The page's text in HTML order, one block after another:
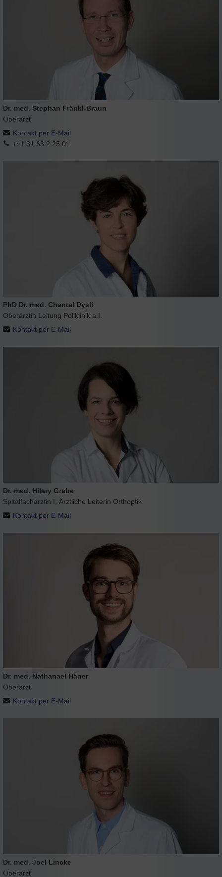
Dr. med. Stephan Fränkl-Braun
Oberarzt
Kontakt per E-Mail
+41 31 63 2 25 01
PhD Dr. med. Chantal Dysli
Oberärztin Leitung Poliklinik a.I.
Kontakt per E-Mail
Dr. med. Hilary Grabe
Spitalfachärztin I, Ärztliche Leiterin Orthoptik
Kontakt per E-Mail
Dr. med. Nathanael Häner
Oberarzt
Kontakt per E-Mail
Dr. med. Joel Lincke
Oberarzt